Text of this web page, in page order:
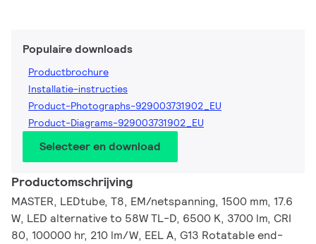
Populaire downloads
Productbrochure
Installatie-instructies
Product-Photographs-929003731902_EU
Product-Diagrams-929003731902_EU
Selecteer en download
Productomschrijving
MASTER, LEDtube, T8, EM/netspanning, 1500 mm, 17.6
W, LED alternative to 58W TL-D, 6500 K, 3700 lm, CRI
80, 100000 hr, 210 lm/W, EEL A, G13 Rotatable end-